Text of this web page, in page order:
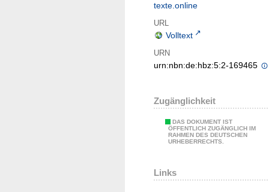
texte.online
URL
Volltext
URN
urn:nbn:de:hbz:5:2-169465
Zugänglichkeit
DAS DOKUMENT IST
ÖFFENTLICH ZUGÄNGLICH IM
RAHMEN DES DEUTSCHEN
URHEBERRECHTS.
Links